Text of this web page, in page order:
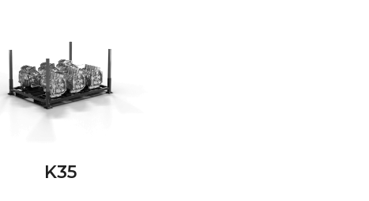
K35